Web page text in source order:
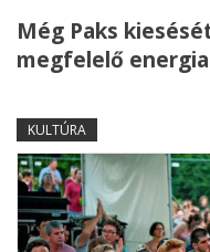
Még Paks
megfelelő
KULTÚRA